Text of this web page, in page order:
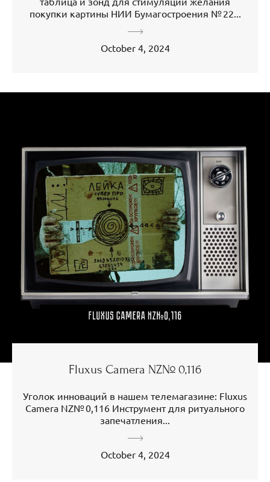
покупки картины НИИ Бумагостроения № 22...
October 4, 2024
Fluxus Camera NZ№ 0,116
Уголок инноваций в нашем телемагазине: Fluxus
Camera NZ№ 0,116 Инструмент для ритуального
запечатления...
October 4, 2024